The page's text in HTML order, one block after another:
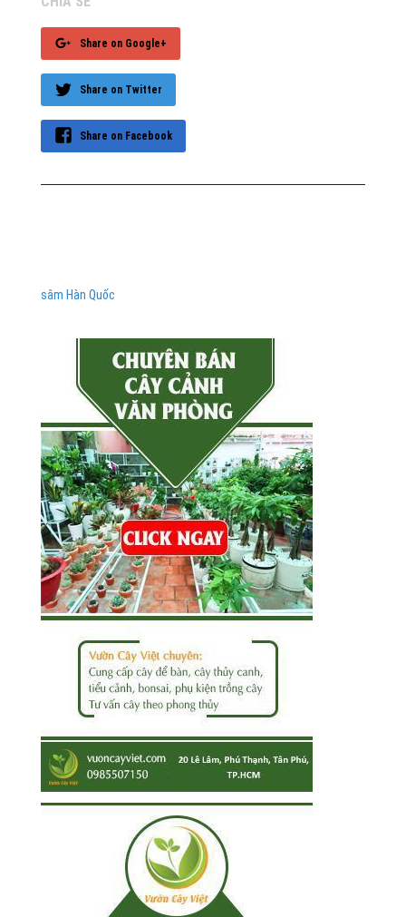
Share on Google+
Share on Twitter
Share on Facebook
sâm Hàn Quốc